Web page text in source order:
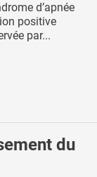
d’apnée
positive
par...
du